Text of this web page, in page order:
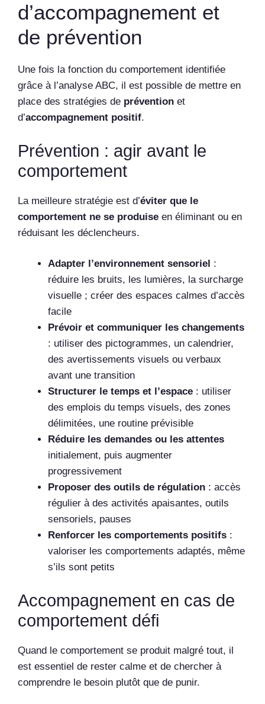
d’accompagnement et
de prévention
Une fois la fonction du comportement identifiée
grâce à l’analyse ABC, il est possible de mettre en
place des stratégies de prévention et
d’accompagnement positif.
Prévention : agir avant le
comportement
La meilleure stratégie est d’éviter que le
comportement ne se produise en éliminant ou en
réduisant les déclencheurs.
Adapter l’environnement sensoriel :
réduire les bruits, les lumières, la surcharge
visuelle ; créer des espaces calmes d’accès
facile
Prévoir et communiquer les changements
: utiliser des pictogrammes, un calendrier,
des avertissements visuels ou verbaux
avant une transition
Structurer le temps et l’espace : utiliser
des emplois du temps visuels, des zones
délimitées, une routine prévisible
Réduire les demandes ou les attentes
initialement, puis augmenter
progressivement
Proposer des outils de régulation : accès
régulier à des activités apaisantes, outils
sensoriels, pauses
Renforcer les comportements positifs :
valoriser les comportements adaptés, même
s’ils sont petits
Accompagnement en cas de
comportement défi
Quand le comportement se produit malgré tout, il
est essentiel de rester calme et de chercher à
comprendre le besoin plutôt que de punir.